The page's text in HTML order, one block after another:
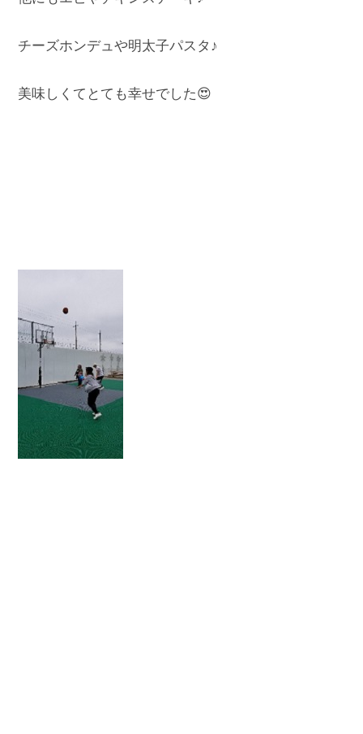
チーズホンデュや明太子パスタ♪
美味しくてとても幸せでした😍